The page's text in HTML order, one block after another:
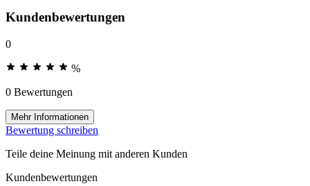
Kundenbewertungen
0
%
0 Bewertungen
Mehr Informationen
Bewertung schreiben
Teile deine Meinung mit anderen Kunden
Kundenbewertungen